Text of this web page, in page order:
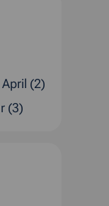
April (2)
(3)